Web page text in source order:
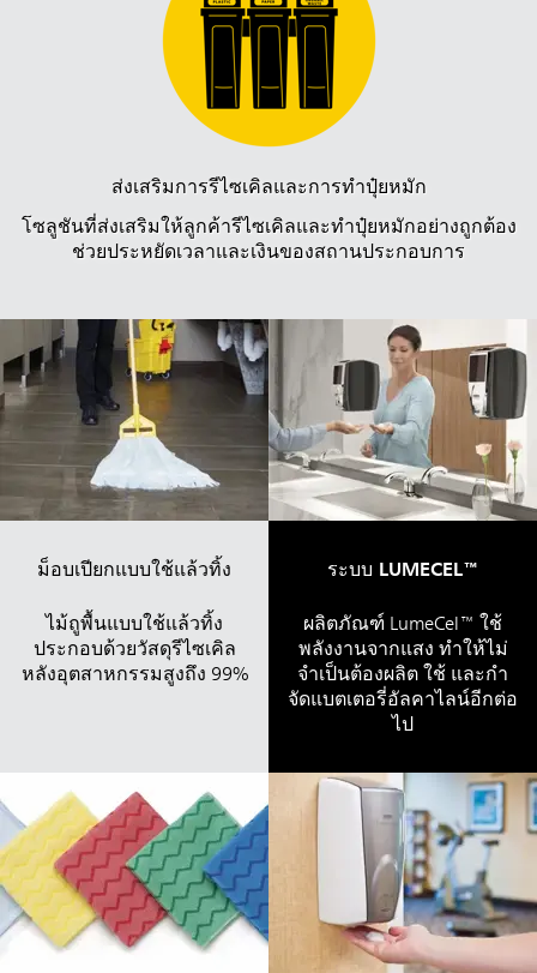
ส่งเสริมการรีไซเคิลและการทำปุ๋ยหมัก
โซลูชันที่ส่งเสริมให้ลูกค้ารีไซเคิลและทำปุ๋ยหมักอย่างถูกต้อง
ช่วยประหยัดเวลาและเงินของสถานประกอบการ
ม็อบเปียกแบบใช้แล้วทิ้ง
ไม้ถูพื้นแบบใช้แล้วทิ้ง
ประกอบด้วยวัสดุรีไซเคิล
หลังอุตสาหกรรมสูงถึง 99%
ระบบ LUMECEL™
ผลิตภัณฑ์ LumeCel™ ใช้
พลังงานจากแสง ทำให้ไม่
จำเป็นต้องผลิต ใช้ และกำ
จัดแบตเตอรี่อัลคาไลน์อีกต่อ
ไป